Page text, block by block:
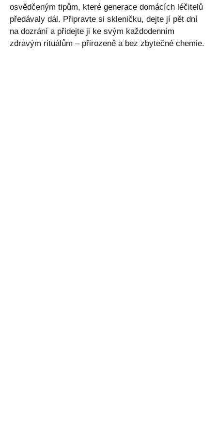
osvědčeným tipům, které generace domácích léčitelů
předávaly dál. Připravte si skleničku, dejte jí pět dní
na dozrání a přidejte ji ke svým každodenním
zdravým rituálům – přirozeně a bez zbytečné chemie.